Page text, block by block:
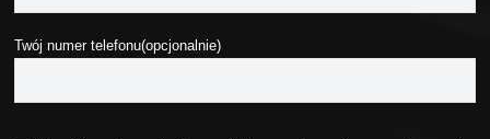
Twój numer telefonu(opcjonalnie)